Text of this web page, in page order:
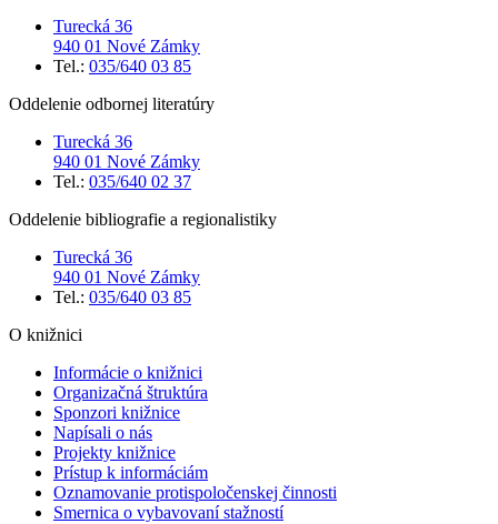
Turecká 36
940 01 Nové Zámky
Tel.: 035/640 03 85
Oddelenie odbornej literatúry
Turecká 36
940 01 Nové Zámky
Tel.: 035/640 02 37
Oddelenie bibliografie a regionalistiky
Turecká 36
940 01 Nové Zámky
Tel.: 035/640 03 85
O knižnici
Informácie o knižnici
Organizačná štruktúra
Sponzori knižnice
Napísali o nás
Projekty knižnice
Prístup k informáciám
Oznamovanie protispoločenskej činnosti
Smernica o vybavovaní stažností